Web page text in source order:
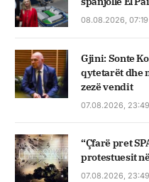
08.08.2026, 07:19
Gjini: Sonte
qytetarët dhe
zezë vendit
07.08.2026, 23:49
“Çfarë pret
protestuesit
07.08.2026, 23:49